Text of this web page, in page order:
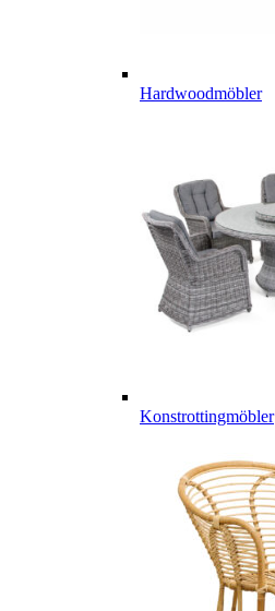
Hardwoodmöbler
Konstrottingmöbler